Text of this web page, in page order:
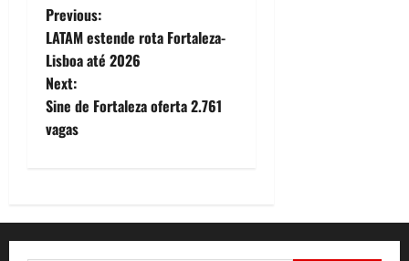
P
o
s
t
a
v
Previous:
LATAM estende rota Fortaleza-
Lisboa até 2026
Next:
Sine de Fortaleza oferta 2.761
vagas